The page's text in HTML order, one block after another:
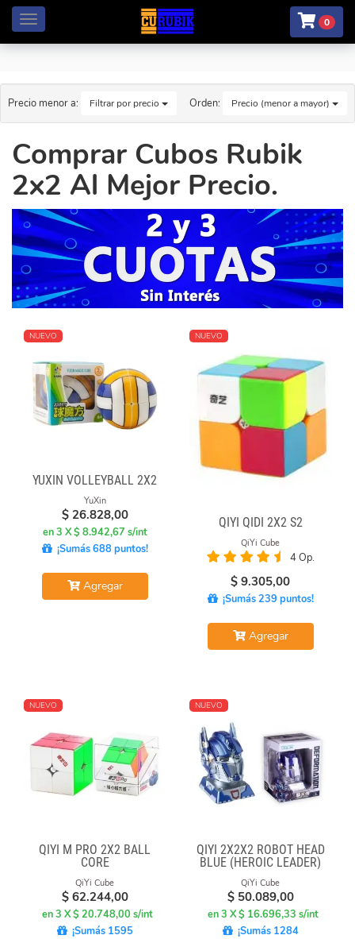
Menú 0
Precio menor a: Filtrar por precio Orden: Precio (menor a mayor)
Comprar Cubos Rubik
2x2 Al Mejor Precio.
NUEVO
YUXIN VOLLEYBALL 2X2
YuXin
$ 26.828,00
en 3 X $ 8.942,67 s/int
¡Sumás 688 puntos!
Agregar
NUEVO
QIYI QIDI 2X2 S2
QiYi Cube
4 Op.
$ 9.305,00
¡Sumás 239 puntos!
Agregar
NUEVO
QIYI M PRO 2X2 BALL
CORE
QiYi Cube
$ 62.244,00
en 3 X $ 20.748,00 s/int
¡Sumás 1595
NUEVO
QIYI 2X2X2 ROBOT HEAD
BLUE (HEROIC LEADER)
QiYi Cube
$ 50.089,00
en 3 X $ 16.696,33 s/int
¡Sumás 1284